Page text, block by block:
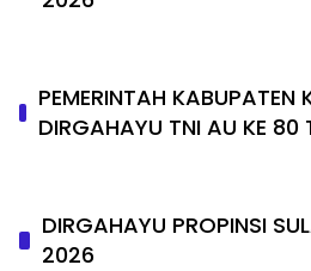
PEMERINTAH KABUPATEN
DIRGAHAYU TNI AU KE
DIRGAHAYU PROPINSI
2026